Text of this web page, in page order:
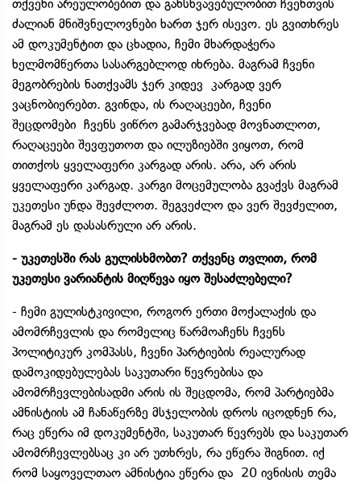
თქვენი არეულობებით და განსხვავებულობით ჩვენთვის
ძალიან მნიშვნელოვნები ხართ ჯერ ისევო. ეს გვითხრეს
ამ დოკუმენტით და ცხადია, ჩემი მხარდაჭერა
ხელმომწერთა სასარგებლოდ იხრება. მაგრამ ჩვენი
მეგობრების ნათქვამს ჯერ კიდევ კარგად ვერ
ვაცნობიერებთ. გვინდა, ის რაღაცეები, ჩვენი
შეცდომები ჩვენს ვიწრო გამარჯვებად მოვნათლოთ,
რაღაცეები შევფუთოთ და ილუზიებში ვიყოთ, რომ
თითქოს ყველაფერი კარგად არის. არა, არ არის
ყველაფერი კარგად. კარგი მოცემულობა გვაქვს მაგრამ
უკეთესი უნდა შევძლოთ. შეგვეძლო და ვერ შევძელით,
მაგრამ ეს დასასრული არ არის.
- უკეთესში რას გულისხმობთ? თქვენც თვლით, რომ
უკეთესი ვარიანტის მიღწევა იყო შესაძლებელი?
- ჩემი გულისტკივილი, როგორ ერთი მოქალაქის და
ამომრჩევლის და რომელიც წარმოაჩენს ჩვენს
პოლიტიკურ კომპასს, ჩვენი პარტიების რეალურად
დამოკიდებულებას საკუთარი წევრებისა და
ამომრჩევლებისადმი არის ის შეცდომა, რომ პარტიებმა
ამნისტიის ამ ჩანაწერზე მსჯელობის დროს იცოდნენ რა,
რაც ეწერა იმ დოკუმენტში, საკუთარ წევრებს და საკუთარ
ამომრჩევლებსაც კი არ უთხრეს, რა ეწერა შიგნით. იქ
რომ საყოველთაო ამნისტია ეწერა და 20 ივნისის თემა